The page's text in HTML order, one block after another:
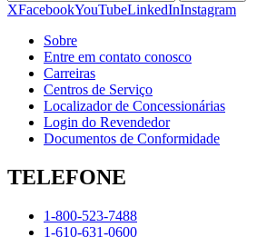
XFacebookYouTubeLinkedInInstagram
Sobre
Entre em contato conosco
Carreiras
Centros de Serviço
Localizador de Concessionárias
Login do Revendedor
Documentos de Conformidade
TELEFONE
1-800-523-7488
1-610-631-0600